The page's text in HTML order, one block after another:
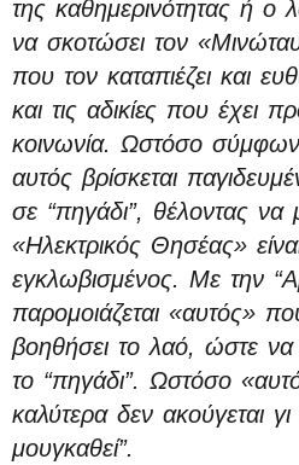
της καθημερινότητας ή ο
να σκοτώσει τον
που τον καταπιέζει και
και τις αδικίες που έχει
κοινωνία. Ωστόσο
αυτός βρίσκεται
σε “πηγάδι”, θέλοντας να
«Ηλεκτρικός Θησέας»
εγκλωβισμένος. Με την
παρομοιάζεται «αυτός»
βοηθήσει το λαό, ώστε να
το “πηγάδι”. Ωστόσο
καλύτερα δεν ακούγεται γι
μουγκαθεί”.